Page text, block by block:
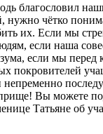
благословил
нужно чётко
их. Если мы
если наша
если мы
покровителей
непременно
Вы можете
Татьяне об